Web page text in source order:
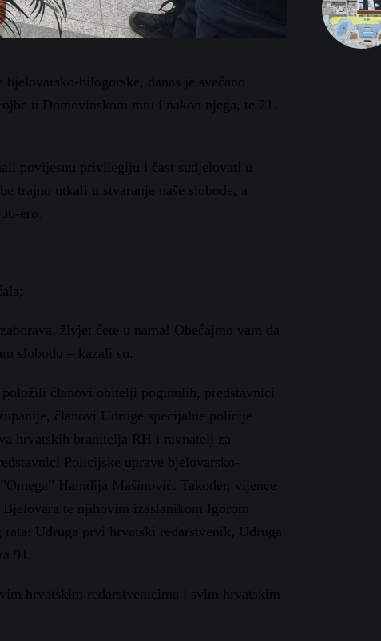
bilogorske, danas je svečano
u Domovinskom ratu i nakon njega, te 21.
povijesnu privilegiju i čast sudjelovati u
trajno utkali u stvaranje naše slobode, a
ero.
živjet ćete u nama! Obećajmo vam da
slobodu – kazali su.
članovi obitelji poginulih, predstavnici
članovi Udruge specijalne policije
hrvatskih branitelja RH i ravnatelj za
Policijske uprave bjelovarsko-
Hamdija Mašinović. Također, vijence
te njihovim izaslanikom Igorom
Udruga prvi hrvatski redarstvenik, Udruga
91.
hrvatskim redarstvenicima i svim hrvatskim